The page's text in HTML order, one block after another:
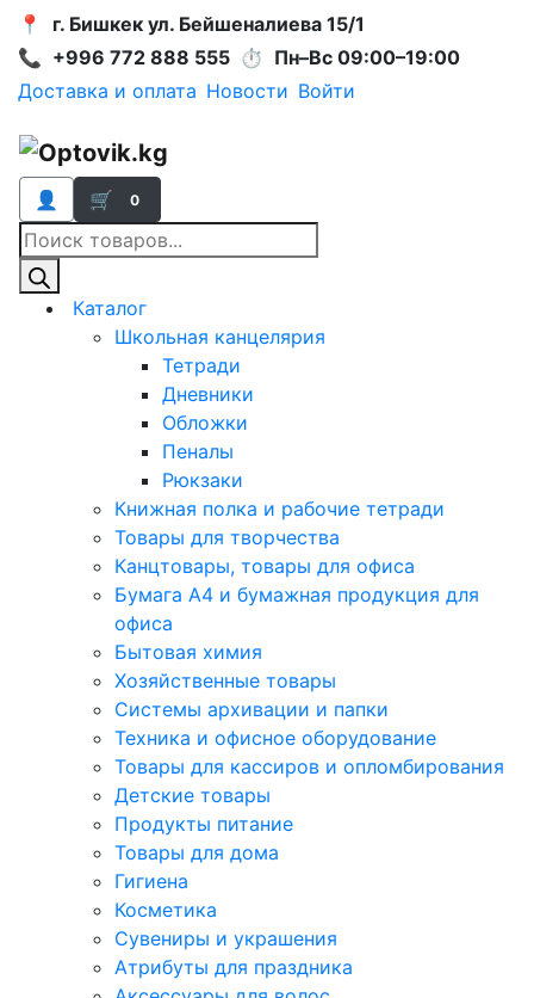
📍
г. Бишкек ул. Бейшеналиева 15/1
📞 +996 772 888 555 ⏱ Пн–Вс 09:00–19:00
Доставка и оплата Новости Войти
👤 🛒 0
Поиск
товаров
Каталог
Школьная канцелярия
Тетради
Дневники
Обложки
Пеналы
Рюкзаки
Книжная полка и рабочие тетради
Товары для творчества
Канцтовары, товары для офиса
Бумага А4 и бумажная продукция для
офиса
Бытовая химия
Хозяйственные товары
Системы архивации и папки
Техника и офисное оборудование
Товары для кассиров и опломбирования
Детские товары
Продукты питание
Товары для дома
Гигиена
Косметика
Сувениры и украшения
Атрибуты для праздника